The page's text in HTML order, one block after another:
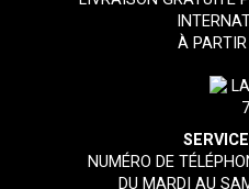
À
NUMÉRO DE
DU MARDI AU